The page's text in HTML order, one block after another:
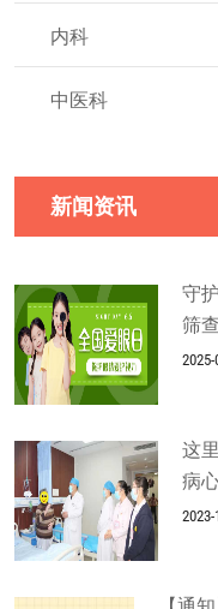
内科
中医科
新闻资讯
守
筛
2025-
这
病
2023-